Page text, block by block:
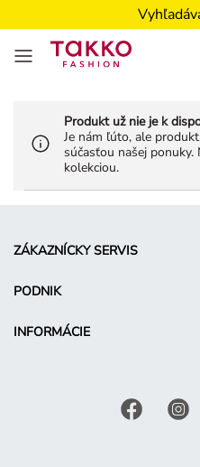
Produkt už nie je k
Je nám ľúto, ale
súčasťou našej ponuky.
kolekciou.
ZÁKAZNÍCKY SERVIS
PODNIK
INFORMÁCIE